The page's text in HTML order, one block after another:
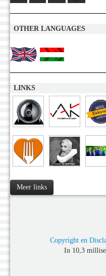
OTHER LANGUAGES
LINKS
Meer links
Copyright en
In 10,3